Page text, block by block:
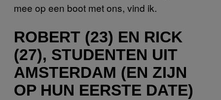
mee op een boot met ons, vind ik.
ROBERT (23) EN RICK
(27), STUDENTEN UIT
AMSTERDAM (EN ZIJN
OP HUN EERSTE DATE)